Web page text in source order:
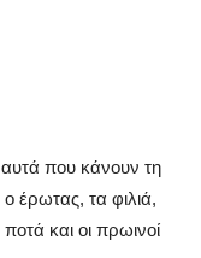
αυτά που κάνουν τη
ο έρωτας, τα φιλιά,
και οι πρωινοί